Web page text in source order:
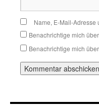
Name, E-Mail-
Benachrichtige mich
Benachrichtige mich